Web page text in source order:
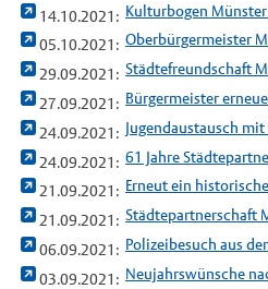
14.10.2021: Kulturbogen
05.10.2021:
29.09.2021: Städtefreundschaft
27.09.2021:
24.09.2021: Jugendaustausch mit
24.09.2021: 61 Jahre
21.09.2021: Erneut ein
21.09.2021:
06.09.2021: Polizeibesuch aus
03.09.2021: Neujahrswünsche